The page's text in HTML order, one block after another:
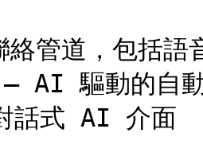
管道，包括語
AI 驅動的自
話式 AI 介面